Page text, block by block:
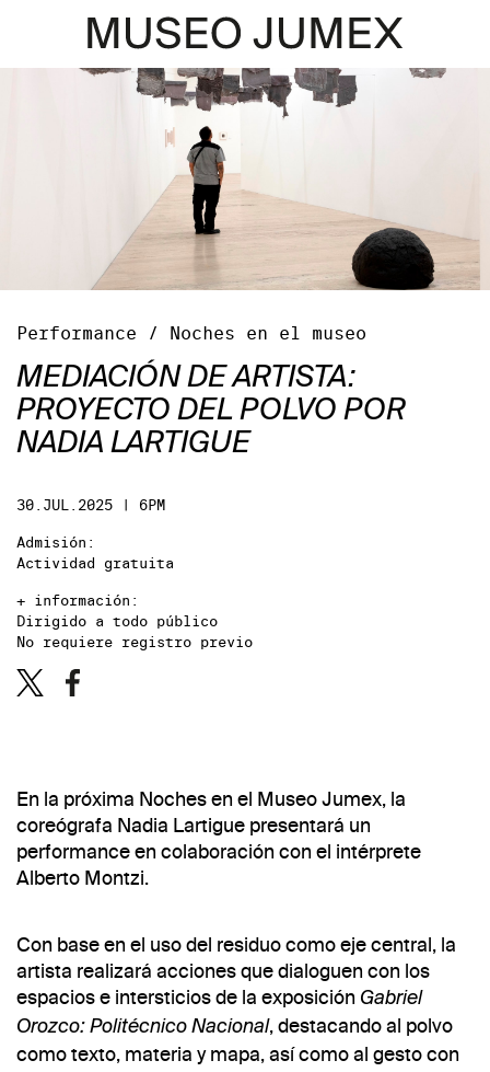
Performance / Noches en el museo
MEDIACIÓN DE ARTISTA:
PROYECTO DEL POLVO POR
NADIA LARTIGUE
30.JUL.2025 | 6PM
Admisión:
Actividad gratuita
+ información:
Dirigido a todo público
No requiere registro previo
En la próxima Noches en el Museo Jumex, la
coreógrafa Nadia Lartigue presentará un
performance en colaboración con el intérprete
Alberto Montzi.
Con base en el uso del residuo como eje central, la
artista realizará acciones que dialoguen con los
espacios e intersticios de la exposición Gabriel
Orozco: Politécnico Nacional, destacando al polvo
como texto, materia y mapa, así como al gesto con